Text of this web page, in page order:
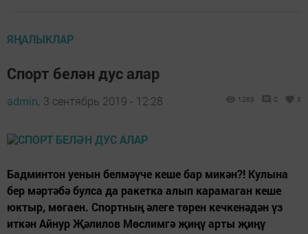
ЯҢАЛЫКЛАР
Спорт белән дус алар
admin, 3 сентябрь 2019 - 12:28 1269 0 3
Бадминтон уенын белмәүче кеше бар микән?! Кулына
бер мәртәбә булса да ракетка алып карамаган кеше
юктыр, мөгаен. Спортның әлеге төрен кечкенәдән үз
иткән Айнур Җәлилов Мөслимгә җиңү арты җиңү